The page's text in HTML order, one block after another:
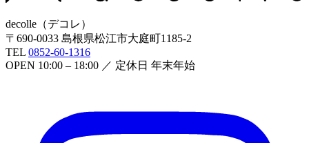
decolle （デコレ ）
〒 690-0033 島根県松江市大庭町1185-2
TEL 0852-60-1316
OPEN 10:00 – 18:00 ／ 定休日 年末年始